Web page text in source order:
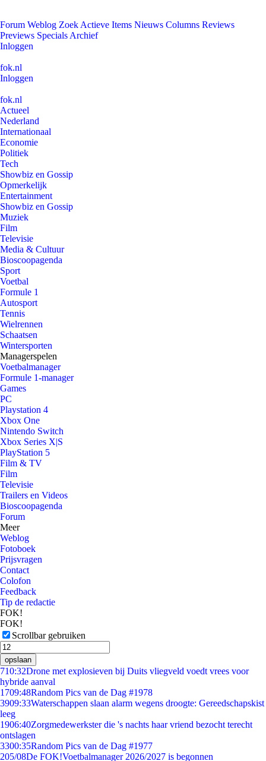
Forum Weblog Zoek Actieve Items Nieuws Columns Reviews
Previews Specials Archief
Inloggen
fok.nl
Inloggen
fok.nl
Actueel
Nederland
Internationaal
Economie
Politiek
Tech
Showbiz en Gossip
Opmerkelijk
Entertainment
Showbiz en Gossip
Muziek
Film
Televisie
Media & Cultuur
Bioscoopagenda
Sport
Voetbal
Formule 1
Autosport
Tennis
Wielrennen
Schaatsen
Wintersporten
Managerspelen
Voetbalmanager
Formule 1-manager
Games
PC
Playstation 4
Xbox One
Nintendo Switch
Xbox Series X|S
PlayStation 5
Film & TV
Film
Televisie
Trailers en Videos
Bioscoopagenda
Forum
Meer
Weblog
Fotoboek
Prijsvragen
Contact
Colofon
Feedback
Tip de redactie
FOK!
FOK!
Scrollbar gebruiken
opslaan
710:32Drone met explosieven bij Duits vliegveld voedt vrees voor
hybride aanval
1709:48Random Pics van de Dag #1978
3909:33Waterschappen slaan alarm wegens droogte: Gereedschapskist
leeg
1906:40Zorgmedewerkster die 's nachts haar vriend bezocht terecht
ontslagen
3300:35Random Pics van de Dag #1977
205/08De FOK!Voetbalmanager 2026/2027 is begonnen